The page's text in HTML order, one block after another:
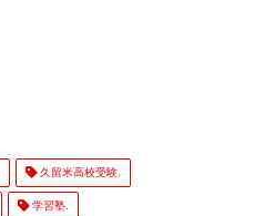
久留米高校受験.
学習塾.